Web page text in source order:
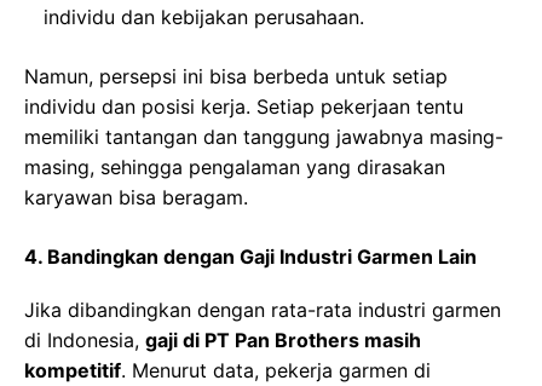
individu dan kebijakan perusahaan.
Namun, persepsi ini bisa berbeda untuk setiap
individu dan posisi kerja. Setiap pekerjaan tentu
memiliki tantangan dan tanggung jawabnya masing-
masing, sehingga pengalaman yang dirasakan
karyawan bisa beragam.
4. Bandingkan dengan Gaji Industri Garmen Lain
Jika dibandingkan dengan rata-rata industri garmen
di Indonesia, gaji di PT Pan Brothers masih
kompetitif. Menurut data, pekerja garmen di